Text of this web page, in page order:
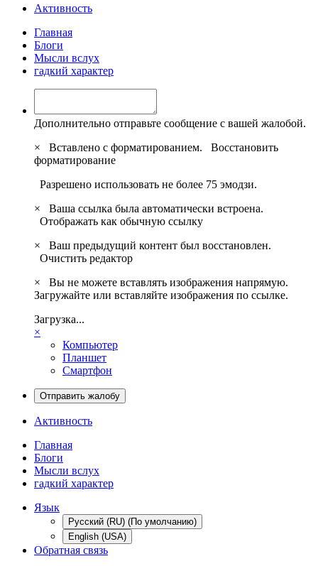
Активность
Главная
Блоги
Мысли вслух
гадкий характер
Дополнительно отправьте сообщение с вашей жалобой.
×
Вставлено с форматированием. Восстановить
форматирование
Разрешено использовать не более 75 эмодзи.
×
Ваша ссылка была автоматически встроена.
Отображать как обычную ссылку
×
Ваш предыдущий контент был восстановлен.
Очистить редактор
×
Вы не можете вставлять изображения напрямую.
Загружайте или вставляйте изображения по ссылке.
Загрузка...
×
Компьютер
Планшет
Смартфон
Отправить жалобу
Активность
Главная
Блоги
Мысли вслух
гадкий характер
Язык
Русский (RU) (По умолчанию)
English (USA)
Обратная связь